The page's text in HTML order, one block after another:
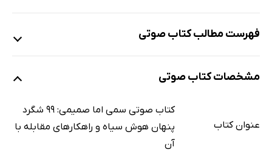
فهرست مطالب کتاب صوتی
نمونه
1 دقیقه
فصل اول: شگردهای افراد دراماتیک - احساسی
مشخصات کتاب صوتی
عنوان کتاب
کتاب صوتی سمی اما صمیمی: 99 شگرد
پنهان هوش سیاه و راهکارهای مقابله با
آن